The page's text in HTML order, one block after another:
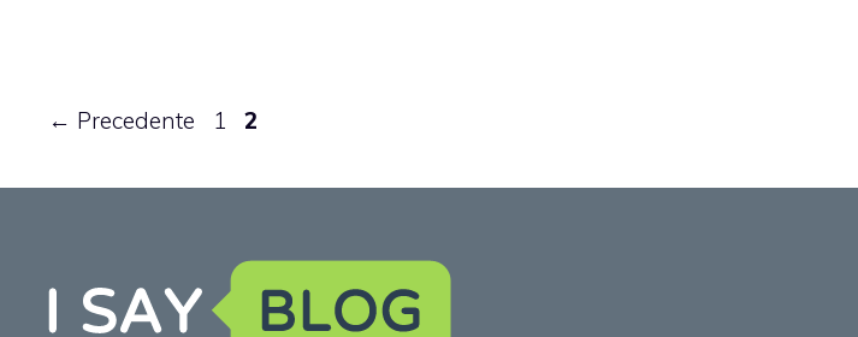
← Precedente Pagina
1 Pagina
2